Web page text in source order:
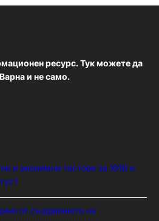
ресурс. Тук можете да
и не само.
и анонимни тестове за ХИВ и
от създаването на